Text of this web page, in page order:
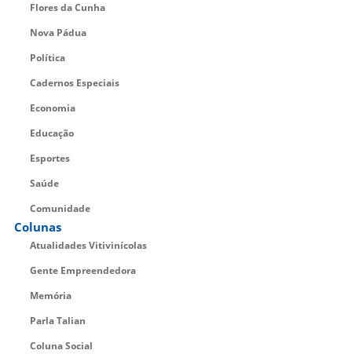
Flores da Cunha
Nova Pádua
Política
Cadernos Especiais
Economia
Educação
Esportes
Saúde
Comunidade
Colunas
Atualidades Vitivinícolas
Gente Empreendedora
Memória
Parla Talian
Coluna Social